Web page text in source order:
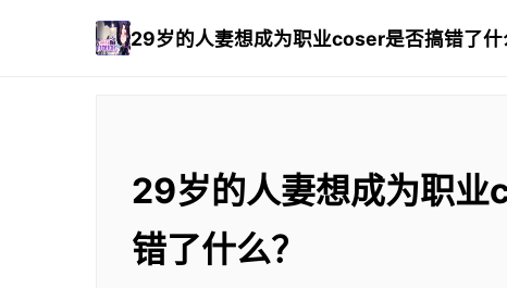
29岁的人妻想成为职业coser是否搞错了什
29岁的人妻想成为职
错了什么？